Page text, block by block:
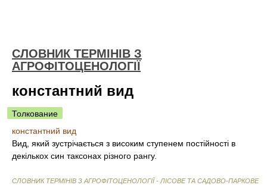
СЛОВНИК ТЕРМІНІВ З
АГРОФІТОЦЕНОЛОГІЇ
константний вид
Толкование
константний вид
Вид, який зустрічається з високим ступенем постійності в
декількох син таксонах різного рангу.
СЛОВНИК ТЕРМІНІВ З АГРОФІТОЦЕНОЛОГІЇ - ЛІСОВЕ ТА САДОВО-ПАРКОВЕ